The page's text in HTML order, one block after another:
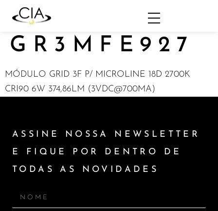
GR3MFE927
MÓDULO GRID 3F P/ MICROLINE 18D 2700K
CRI90 6W 374,86LM (3VDC@700MA)
ASSINE NOSSA NEWSLETTER
E FIQUE POR DENTRO DE
TODAS AS NOVIDADES